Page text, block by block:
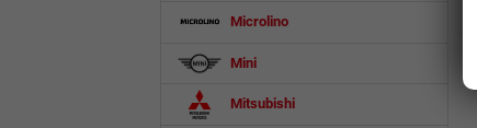
Microlino
Mini
Mitsubishi